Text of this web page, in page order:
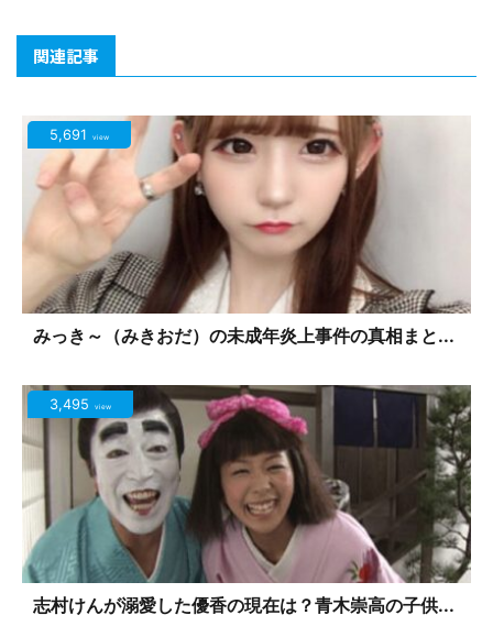
関連記事
5,691 view
みっき～（みきおだ）の未成年炎上事件の真相まと...
3,495 view
志村けんが溺愛した優香の現在は？青木崇高の子供...